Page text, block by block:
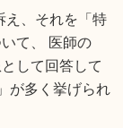
え、それを「特
て、 医師の
して回答して
が多く挙げられ